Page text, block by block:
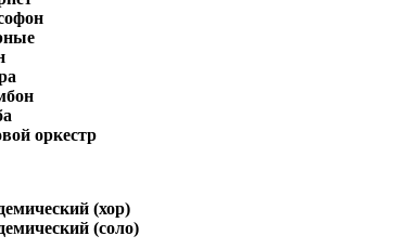
оркестр
(хор)
(соло)